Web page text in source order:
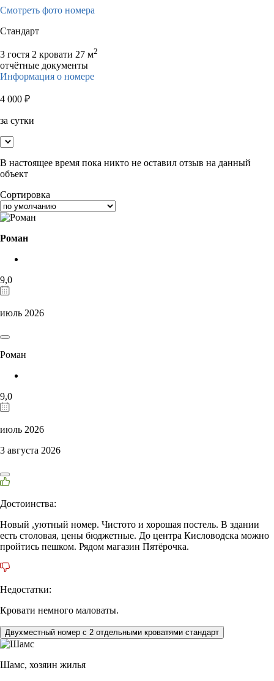
Смотреть фото номера
Стандарт
3 гостя 2 кровати 27 м2
отчётные документы
Информация о номере
4 000 ₽
за сутки
В настоящее время пока никто не оставил отзыв на данный
объект
Сортировка
Роман
9,0
июль 2026
Роман
9,0
июль 2026
3 августа 2026
Достоинства:
Новый ,уютный номер. Чистото и хорошая постель. В здании
есть столовая, цены бюджетные. До центра Кисловодска можно
пройтись пешком. Рядом магазин Пятёрочка.
Недостатки:
Кровати немного маловаты.
Двухместный номер с 2 отдельными кроватями стандарт
Шамс, хозяин жилья